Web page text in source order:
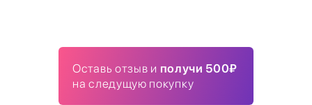
Оставь отзыв и получи 500₽
на следущую покупку